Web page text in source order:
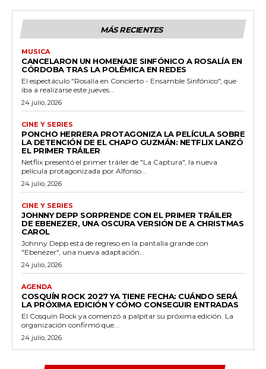
MÁS RECIENTES
MUSICA
CANCELARON UN HOMENAJE SINFÓNICO A ROSALÍA EN
CÓRDOBA TRAS LA POLÉMICA EN REDES
El espectáculo "Rosalía en Concierto - Ensamble Sinfónico", que
iba a realizarse este jueves...
24 julio, 2026
CINE Y SERIES
PONCHO HERRERA PROTAGONIZA LA PELÍCULA SOBRE
LA DETENCIÓN DE EL CHAPO GUZMÁN: NETFLIX LANZÓ
EL PRIMER TRÁILER
Netflix presentó el primer tráiler de "La Captura", la nueva
película protagonizada por Alfonso...
24 julio, 2026
CINE Y SERIES
JOHNNY DEPP SORPRENDE CON EL PRIMER TRÁILER
DE EBENEZER, UNA OSCURA VERSIÓN DE A CHRISTMAS
CAROL
Johnny Depp está de regreso en la pantalla grande con
"Ebenezer", una nueva adaptación...
24 julio, 2026
AGENDA
COSQUÍN ROCK 2027 YA TIENE FECHA: CUÁNDO SERÁ
LA PRÓXIMA EDICIÓN Y CÓMO CONSEGUIR ENTRADAS
El Cosquín Rock ya comenzó a palpitar su próxima edición. La
organización confirmó que...
24 julio, 2026